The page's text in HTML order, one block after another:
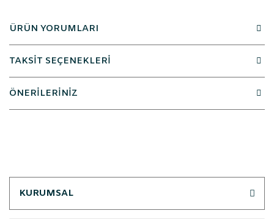
ÜRÜN YORUMLARI
TAKSİT SEÇENEKLERİ
ÖNERİLERİNİZ
KURUMSAL